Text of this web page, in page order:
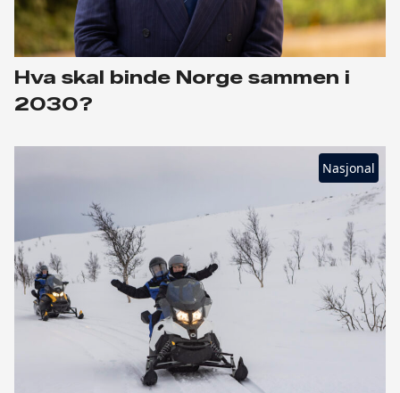
Hva skal binde Norge sammen i
2030?
Nasjonal